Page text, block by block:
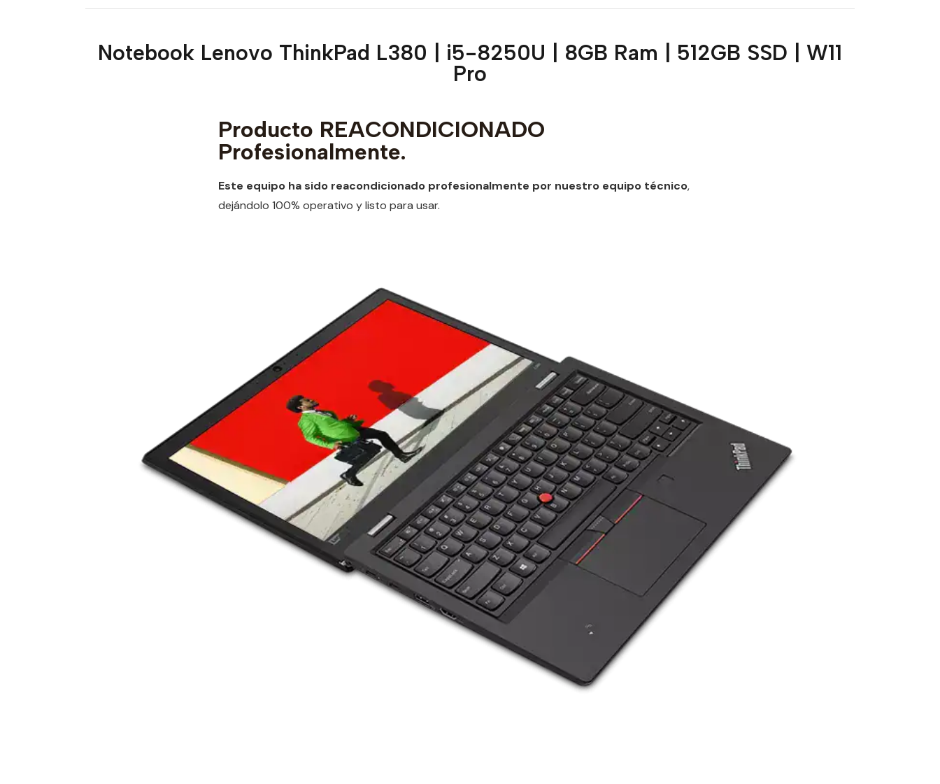
Notebook Lenovo ThinkPad L380 | i5-8250U | 8GB Ram | 512GB SSD | W11
Pro
Producto REACONDICIONADO
Profesionalmente.
Este equipo ha sido reacondicionado profesionalmente por nuestro equipo técnico,
dejándolo 100% operativo y listo para usar.